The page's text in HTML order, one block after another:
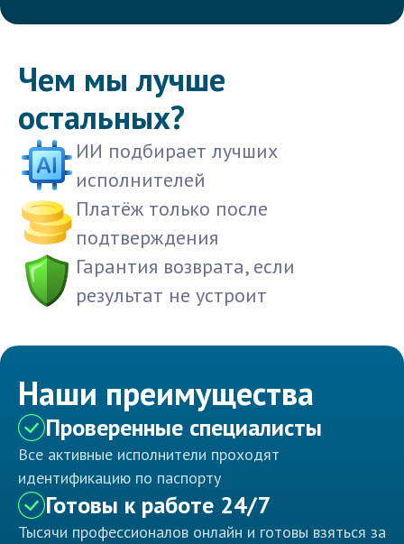
Чем мы лучше
остальных?
ИИ подбирает лучших
исполнителей
Платёж только после
подтверждения
Гарантия возврата, если
результат не устроит
Наши преимущества
Проверенные специалисты
Все активные исполнители проходят
идентификацию по паспорту
Готовы к работе 24/7
Тысячи профессионалов онлайн и готовы взяться за